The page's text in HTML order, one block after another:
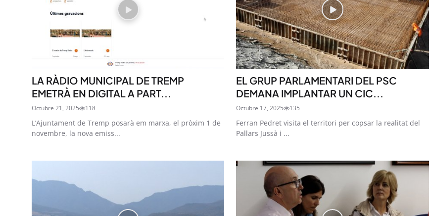
LA RÀDIO MUNICIPAL DE TREMP
EMETRÀ EN DIGITAL A PART...
Octubre 21, 2025 118
L’Ajuntament de Tremp posarà em marxa, el pròxim 1 de
novembre, la nova emiss...
EL GRUP PARLAMENTARI DEL PSC
DEMANA IMPLANTAR UN CIC...
Octubre 17, 2025 135
Ferran Pedret visita el territori per copsar la realitat del
Pallars Jussà i ...
SUBSCRIU-TE